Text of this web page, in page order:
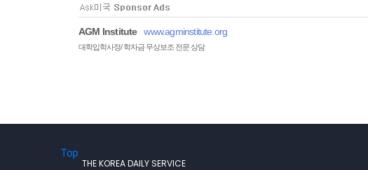
AGM Institute www.agminstitute.org
대학입학사정/ 학자금 무상보조 전문 상담
Top
THE KOREA DAILY SERVICE